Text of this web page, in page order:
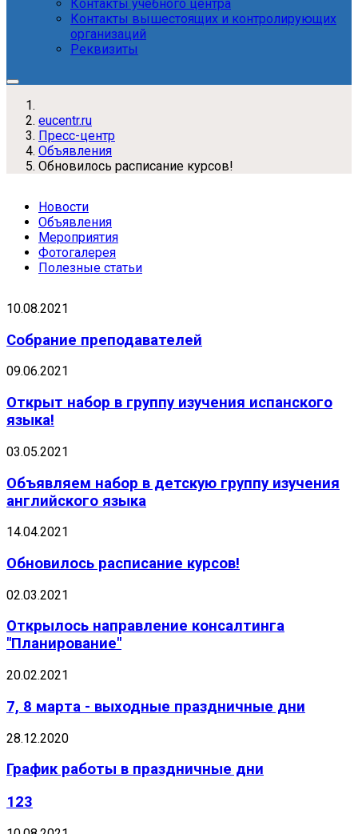
Контакты учебного центра
Контакты вышестоящих и контролирующих
организаций
Реквизиты
eucentr.ru
Пресс-центр
Объявления
Обновилось расписание курсов!
Новости
Объявления
Мероприятия
Фотогалерея
Полезные статьи
10.08.2021
Собрание преподавателей
09.06.2021
Открыт набор в группу изучения испанского
языка!
03.05.2021
Объявляем набор в детскую группу изучения
английского языка
14.04.2021
Обновилось расписание курсов!
02.03.2021
Открылось направление консалтинга
"Планирование"
20.02.2021
7, 8 марта - выходные праздничные дни
28.12.2020
График работы в праздничные дни
123